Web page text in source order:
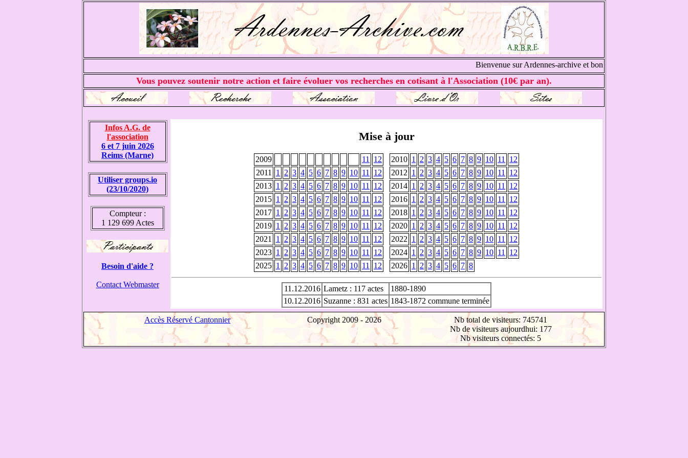
Bienvenue sur Ardennes-archive et bonnes recherches
Vous pouvez soutenir notre action et faire évoluer vos recherches en cotisant à l'Association (10€ par an).
Infos A.G. de
l'association
6 et 7 juin 2026
Reims (Marne)
Utiliser groups.io
(23/10/2020)
Compteur :
1 129 699 Actes
Besoin d'aide ?
Contact Webmaster
Mise à jour
2009 11 12 2010 1 2 3 4 5 6 7 8 9 10 11
12
2011
1 2 3 4 5 6 7 8 9 10 11 12 2012 1 2 3 4 5 6 7 8 9 10 11
12
2013 1 2 3 4 5 6 7 8 9 10 11 12 2014 1 2 3 4 5 6 7 8 9 10 11
12
2015 1 2 3 4 5 6 7 8 9 10 11 12 2016 1 2 3 4 5 6 7 8 9 10 11
12
2017 1 2 3 4 5 6 7 8 9 10 11 12 2018 1 2 3 4 5 6 7 8 9 10 11
12
2019 1 2 3 4 5 6 7 8 9 10 11 12 2020 1 2 3 4 5 6 7 8 9 10 11
12
2021
1 2 3 4 5 6 7 8 9 10 11 12 2022 1 2 3 4 5 6 7 8 9 10 11
12
2023 1 2 3 4 5 6 7 8 9 10 11 12 2024 1 2 3 4 5 6 7 8 9 10 11
12
2025 1 2 3 4 5 6 7 8 9 10 11 12 2026 1 2 3 4 5 6 7 8
11.12.2016 Lametz : 117 actes
1880-1890
10.12.2016 Suzanne : 831 actes 1843-1872 commune terminée
Accès Réservé Cantonnier Copyright 2009 - 2026
Nb total de visiteurs: 745741
Nb de visiteurs aujourdhui: 177
Nb visiteurs connectés: 5